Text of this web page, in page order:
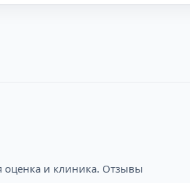
оценка и клиника. Отзывы